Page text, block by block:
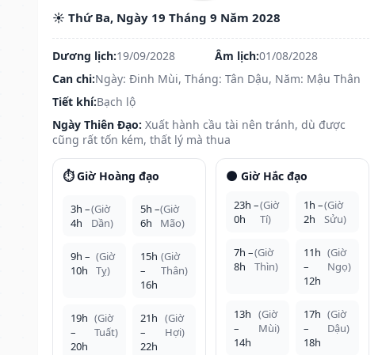
☀️ Thứ Ba, Ngày 19 Tháng 9 Năm 2028
Dương lịch:19/09/2028 Âm lịch:01/08/2028
Can chi:Ngày: Đinh Mùi, Tháng: Tân Dậu, Năm: Mậu Thân
Tiết khí:Bạch lộ
Ngày Thiên Đạo: Xuất hành cầu tài nên tránh, dù được
cũng rất tốn kém, thất lý mà thua
⏱️ Giờ Hoàng đạo
3h –
4h
(Giờ
Dần)
5h –
6h
(Giờ
Mão)
9h –
10h
(Giờ
Tỵ)
15h
–
16h
(Giờ
Thân)
19h
–
20h
(Giờ
Tuất)
21h
–
22h
(Giờ
Hợi)
🌑 Giờ Hắc đạo
23h –
0h
(Giờ
Tí)
1h –
2h
(Giờ
Sửu)
7h –
8h
(Giờ
Thìn)
11h
–
12h
(Giờ
Ngọ)
13h
–
14h
(Giờ
Mùi)
17h
–
18h
(Giờ
Dậu)